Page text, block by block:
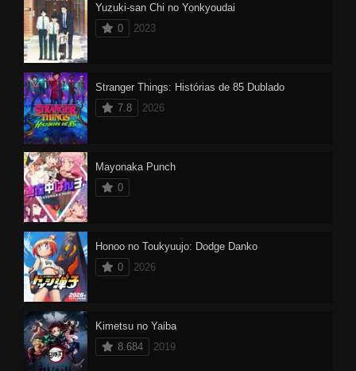
Yuzuki-san Chi no Yonkyoudai
0
2023
Stranger Things: Histórias de 85 Dublado
7.8
2026
Mayonaka Punch
0
Honoo no Toukyuujo: Dodge Danko
0
2026
Kimetsu no Yaiba
8.684
2019